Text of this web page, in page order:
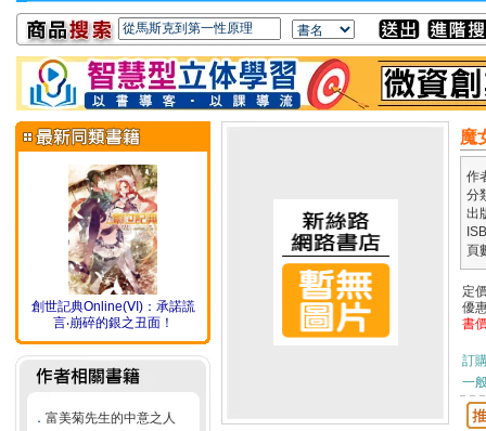
創世記典Online(ⅤI)：承諾謊
言‧崩碎的銀之丑面！
． 富美菊先生的中意之人
魔
作
分
出
頁
定
優
書
訂
一